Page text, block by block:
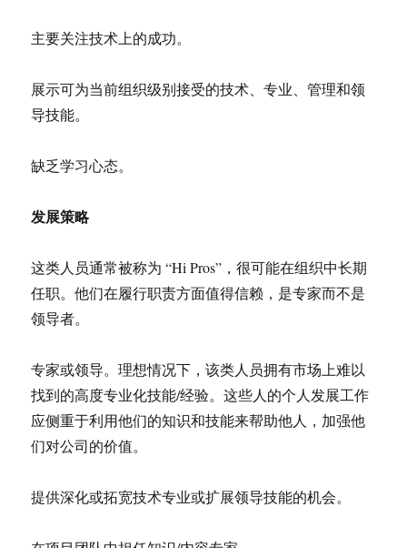
主要关注技术上的成功。
展示可为当前组织级别接受的技术、专业、管理和领
导技能。
缺乏学习心态。
发展策略
这类人员通常被称为 “Hi Pros”，很可能在组织中长期
任职。他们在履行职责方面值得信赖，是专家而不是
领导者。
专家或领导。理想情况下，该类人员拥有市场上难以
找到的高度专业化技能/经验。这些人的个人发展工作
应侧重于利用他们的知识和技能来帮助他人，加强他
们对公司的价值。
提供深化或拓宽技术专业或扩展领导技能的机会。